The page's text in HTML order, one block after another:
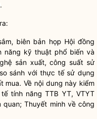
biên bản họp Hội đồng
năng kỹ thuật phổ biến và
sản xuất, công suất sử
sánh với thực tế sử dụng
Về nội dung này kiểm
tính năng TTB YT, VTYT
Thuyết minh về công